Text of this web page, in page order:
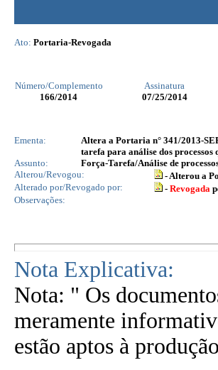
Ato: Portaria-Revogada
Número/Complemento Assinatura
166/2014 07/25/2014
Ementa:
Altera a Portaria n° 341/2013-
tarefa para análise dos processos
Assunto:
Força-Tarefa/Análise de
Alterou/Revogou:
- Alterou a
Alterado por/Revogado por:
- Revogada
Observações:
Nota Explicativa:
Nota: " Os
meramente
estão aptos à